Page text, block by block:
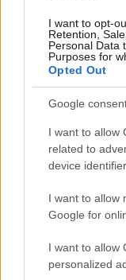
I want to opt-
Retention,
Personal Data
Purposes for
Opted Out
Google
I want to allow
related to
device
I want to allow
Google for
I want to allow
personalized
Få rask tilgang til
fullstendige
Kjøp nå – få full
beslutningsgrunnlag